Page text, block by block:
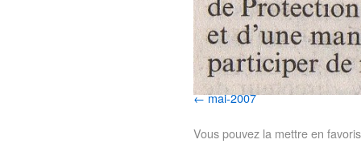
mai-2007
Vous pouvez la mettre en